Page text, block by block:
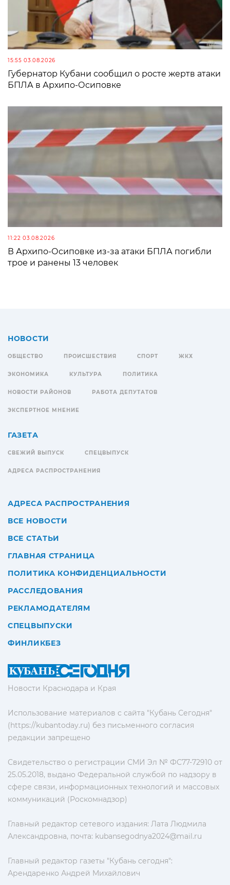
15:55 03.08.2026
Губернатор Кубани сообщил о росте жертв атаки
БПЛА в Архипо-Осиповке
11:22 03.08.2026
В Архипо-Осиповке из-за атаки БПЛА погибли
трое и ранены 13 человек
Новости Краснодара и Края
Использование материалов с сайта "Кубань Сегодня"
(https://kubantoday.ru) без письменного согласия
редакции запрещено
Свидетельство о регистрации СМИ Эл № ФС77-72910 от
25.05.2018, выдано Федеральной службой по надзору в
сфере связи, информационных технологий и массовых
коммуникаций (Роскомнадзор)
Главный редактор сетевого издания: Лата Людмила
Александровна, почта: kubansegodnya2024@mail.ru
Главный редактор газеты "Кубань сегодня":
Арендаренко Андрей Михайлович
НОВОСТИ
ОБЩЕСТВО ПРОИСШЕСТВИЯ СПОРТ ЖКХ
ЭКОНОМИКА КУЛЬТУРА ПОЛИТИКА
НОВОСТИ РАЙОНОВ РАБОТА ДЕПУТАТОВ
ЭКСПЕРТНОЕ МНЕНИЕ
ГАЗЕТА
СВЕЖИЙ ВЫПУСК СПЕЦВЫПУСК
АДРЕСА РАСПРОСТРАНЕНИЯ
АДРЕСА РАСПРОСТРАНЕНИЯ
ВСЕ НОВОСТИ
ВСЕ СТАТЬИ
ГЛАВНАЯ СТРАНИЦА
ПОЛИТИКА КОНФИДЕНЦИАЛЬНОСТИ
РАССЛЕДОВАНИЯ
РЕКЛАМОДАТЕЛЯМ
СПЕЦВЫПУСКИ
ФИНЛИКБЕЗ